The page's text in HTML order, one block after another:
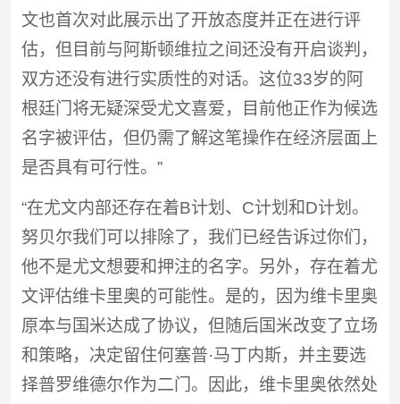
文也首次对此展示出了开放态度并正在进行评
估，但目前与阿斯顿维拉之间还没有开启谈判，
双方还没有进行实质性的对话。这位33岁的阿
根廷门将无疑深受尤文喜爱，目前他正作为候选
名字被评估，但仍需了解这笔操作在经济层面上
是否具有可行性。”
“在尤文内部还存在着B计划、C计划和D计划。
努贝尔我们可以排除了，我们已经告诉过你们，
他不是尤文想要和押注的名字。另外，存在着尤
文评估维卡里奥的可能性。是的，因为维卡里奥
原本与国米达成了协议，但随后国米改变了立场
和策略，决定留住何塞普·马丁内斯，并主要选
择普罗维德尔作为二门。因此，维卡里奥依然处